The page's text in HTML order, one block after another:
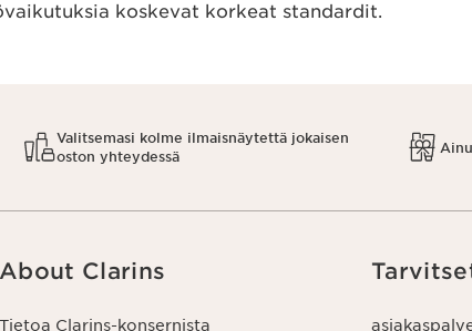
koskevat korkeat standardit.
Valitsemasi kolme ilmaisnäytettä jokaisen
oston yhteydessä
About Clarins
Tietoa Clarins-konsernista